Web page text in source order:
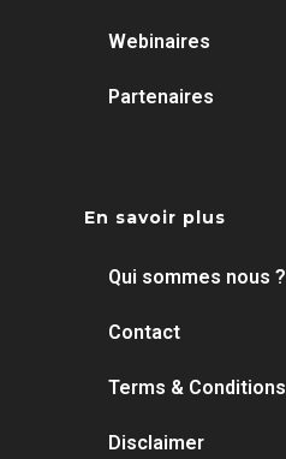
Webinaires
Partenaires
En savoir plus
Qui sommes nous ?
Contact
Terms & Conditions
Disclaimer